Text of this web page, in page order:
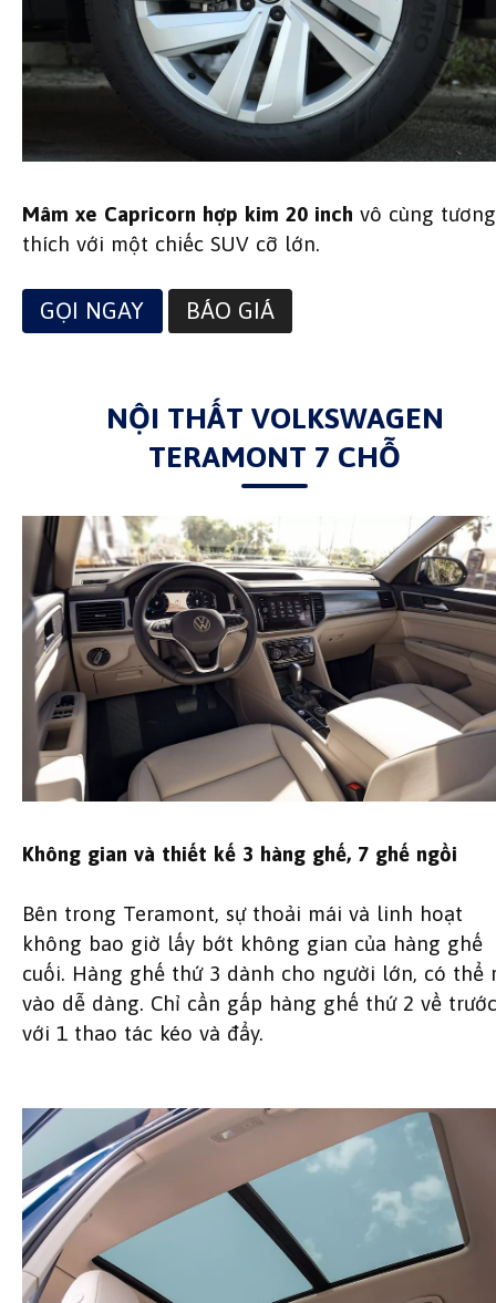
Mâm xe Capricorn hợp kim 20 inch vô cùng tương
thích với một chiếc SUV cỡ lớn.
GỌI NGAY BÁO GIÁ
NỘI THẤT VOLKSWAGEN
TERAMONT 7 CHỖ
Không gian và thiết kế 3 hàng ghế, 7 ghế ngồi
Bên trong Teramont, sự thoải mái và linh hoạt
không bao giờ lấy bớt không gian của hàng ghế
cuối. Hàng ghế thứ 3 dành cho người lớn, có thể
vào dễ dàng. Chỉ cần gấp hàng ghế thứ 2 về trước
với 1 thao tác kéo và đẩy.